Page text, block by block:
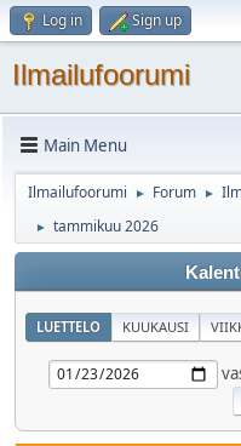
Log in Sign up
Ilmailufoorumi
Main Menu
Ilmailufoorumi ► Forum ►
► tammikuu 2026
LUETTELO KUUKAUSI